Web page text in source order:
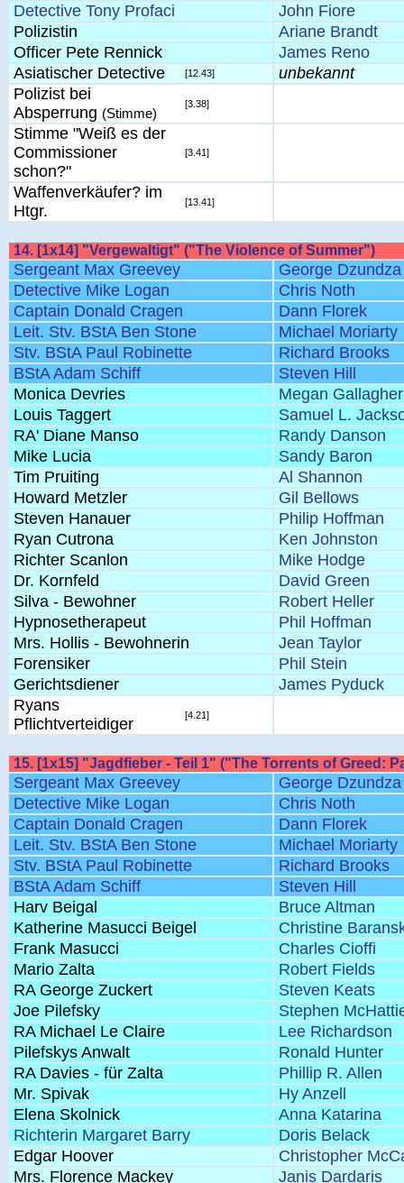
Detective Tony Profaci
John Fiore
Polizistin
Ariane Brandt
Officer Pete Rennick
James Reno
Asiatischer Detective
[12.43]
unbekannt
Polizist bei
Absperrung (Stimme)
[3.38]
Stimme "Weiß es der
Commissioner
schon?"
[3.41]
Waffenverkäufer? im
Htgr.
[13.41]
14. [1x14] "Vergewaltigt" ("The Violence of Summer")
Sergeant Max Greevey
George Dzundza
Detective Mike Logan
Chris Noth
Captain Donald Cragen
Dann Florek
Leit. Stv. BStA Ben Stone
Michael Moriarty
Stv. BStA Paul Robinette
Richard Brooks
BStA Adam Schiff
Steven Hill
Monica Devries
Megan Gallagher
Louis Taggert
Samuel L.
RA' Diane Manso
Randy Danson
Mike Lucia
Sandy Baron
Tim Pruiting
Al Shannon
Howard Metzler
Gil Bellows
Steven Hanauer
Philip Hoffman
Ryan Cutrona
Ken Johnston
Richter Scanlon
Mike Hodge
Dr. Kornfeld
David Green
Silva - Bewohner
Robert Heller
Hypnosetherapeut
Phil Hoffman
Mrs. Hollis - Bewohnerin
Jean Taylor
Forensiker
Phil Stein
Gerichtsdiener
James Pyduck
Ryans
Pflichtverteidiger
[4.21]
15. [1x15] "Jagdfieber - Teil 1" ("The Torrents of Greed:
Sergeant Max Greevey
George Dzundza
Detective Mike Logan
Chris Noth
Captain Donald Cragen
Dann Florek
Leit. Stv. BStA Ben Stone
Michael Moriarty
Stv. BStA Paul Robinette
Richard Brooks
BStA Adam Schiff
Steven Hill
Harv Beigal
Bruce Altman
Katherine Masucci Beigel
Christine
Frank Masucci
Charles Cioffi
Mario Zalta
Robert Fields
RA George Zuckert
Steven Keats
Joe Pilefsky
Stephen
RA Michael Le Claire
Lee Richardson
Pilefskys Anwalt
Ronald Hunter
RA Davies - für Zalta
Phillip R. Allen
Mr. Spivak
Hy Anzell
Elena Skolnick
Anna Katarina
Richterin Margaret Barry
Doris Belack
Edgar Hoover
Christopher
Mrs. Florence Mackey
Janis Dardaris